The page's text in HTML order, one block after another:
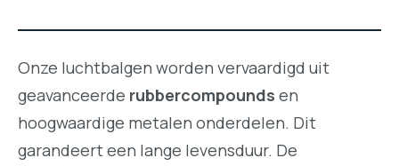
Onze luchtbalgen worden vervaardigd uit
geavanceerde rubbercompounds en
hoogwaardige metalen onderdelen. Dit
garandeert een lange levensduur. De